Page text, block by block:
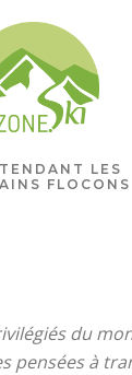
LES
FLOCONS
du
pensées à
rien
de ski!
des idées de
en